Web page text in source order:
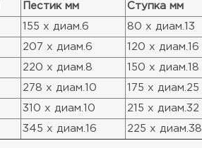
Пестик мм Ступка мм
155 x диам.6 80 x диам.13
207 x диам.6 120 x диам.16
220 x диам.8 150 x диам.18
278 x диам.10 175 x диам.25
310 x диам.10 215 x диам.32
345 x диам.16 225 x диам.38